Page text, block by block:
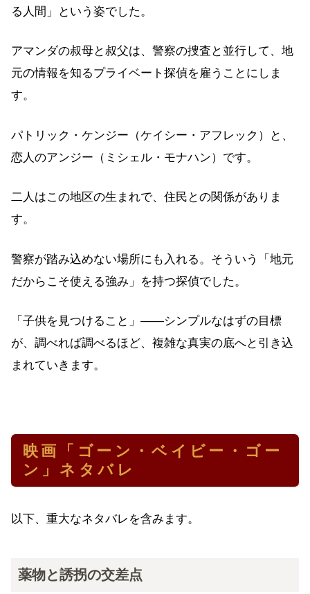
る人間」という姿でした。
アマンダの叔母と叔父は、警察の捜査と並行して、地
元の情報を知るプライベート探偵を雇うことにしま
す。
パトリック・ケンジー（ケイシー・アフレック）と、
恋人のアンジー（ミシェル・モナハン）です。
二人はこの地区の生まれで、住民との関係がありま
す。
警察が踏み込めない場所にも入れる。そういう「地元
だからこそ使える強み」を持つ探偵でした。
「子供を見つけること」——シンプルなはずの目標
が、調べれば調べるほど、複雑な真実の底へと引き込
まれていきます。
映画「ゴーン・ベイビー・ゴー
ン」ネタバレ
以下、重大なネタバレを含みます。
薬物と誘拐の交差点